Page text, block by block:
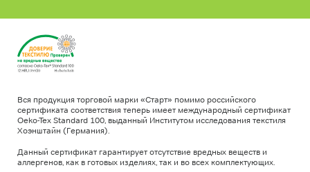
Вся продукция торговой марки «Старт» помимо российского
сертификата соответствия теперь имеет международный сертификат
Oeko-Tex Standard 100, выданный Институтом исследования текстиля
Хоэнштайн (Германия).
Данный сертификат гарантирует отсутствие вредных веществ и
аллергенов, как в готовых изделиях, так и во всех комплектующих.